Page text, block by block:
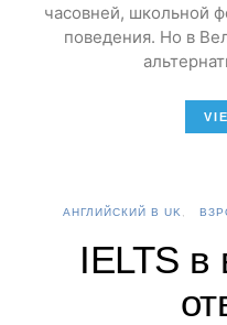
часовней, школьной
поведения. Но в
АНГЛИЙСКИЙ В UK
IELTS в